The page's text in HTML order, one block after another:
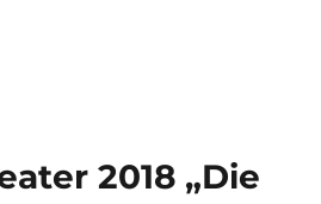
2018 „Die